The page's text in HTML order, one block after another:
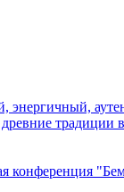
традиции
конференция